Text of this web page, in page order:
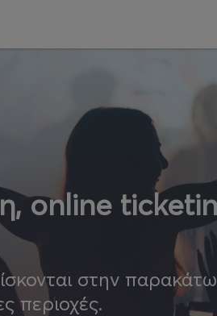
online
στην παρακάτω
περιοχές.